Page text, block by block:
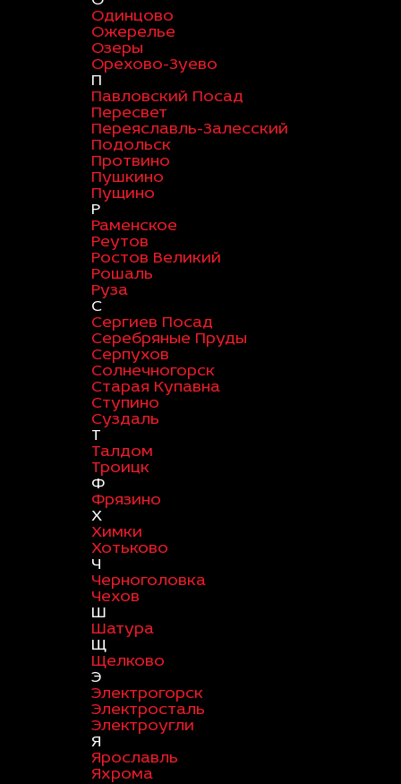
Одинцово
Ожерелье
Озеры
Орехово-Зуево
П
Павловский Посад
Пересвет
Переяславль-Залесский
Подольск
Протвино
Пушкино
Пущино
Р
Раменское
Реутов
Ростов Великий
Рошаль
Руза
С
Сергиев Посад
Серебряные Пруды
Серпухов
Солнечногорск
Старая Купавна
Ступино
Суздаль
Т
Талдом
Троицк
Ф
Фрязино
Х
Химки
Хотьково
Ч
Черноголовка
Чехов
Ш
Шатура
Щ
Щелково
Э
Электрогорск
Электросталь
Электроугли
Я
Ярославль
Яхрома